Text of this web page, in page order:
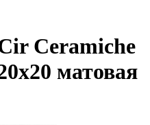
Ceramiche
матовая